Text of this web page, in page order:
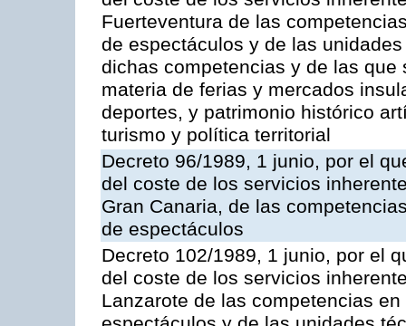
Fuerteventura de las
de espectáculos y de las
dichas competencias y de las
materia de ferias y mercados
deportes, y patrimonio histórico
turismo y política territorial
Decreto 96/1989, 1 junio, por el
del coste de los servicios
Gran Canaria, de las
de espectáculos
Decreto 102/1989, 1 junio, por el
del coste de los servicios
Lanzarote de las competencias